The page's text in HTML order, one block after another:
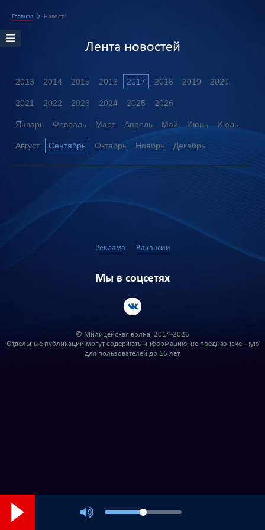
Главная Новости
Лента новостей
2013 2014 2015 2016 2017 2018 2019 2020
2021 2022 2023 2024 2025 2026
Январь Февраль Март Апрель Май Июнь Июль
Август Сентябрь Октябрь Ноябрь Декабрь
Реклама Вакансии
Мы в соцсетях
© Милицейская волна, 2014-2026
Отдельные публикации могут содержать информацию, не предназначенную
для пользователей до 16 лет.